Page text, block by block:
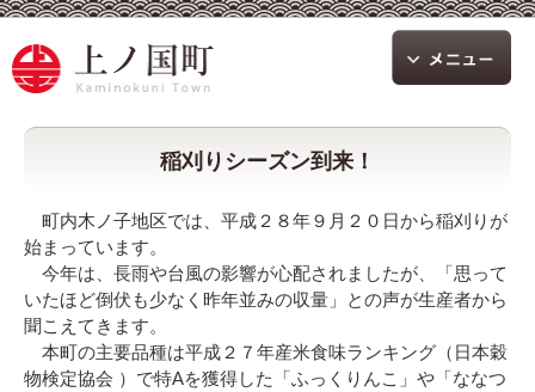
稲刈りシーズン到来！
町内木ノ子地区では、平成２８年９月２０日から稲刈りが
始まっています。
今年は、長雨や台風の影響が心配されましたが、「思って
いたほど倒伏も少なく昨年並みの収量」との声が生産者から
聞こえてきます。
本町の主要品種は平成２７年産米食味ランキング（日本穀
物検定協会 ）で特Aを獲得した「ふっくりんこ」や「ななつ